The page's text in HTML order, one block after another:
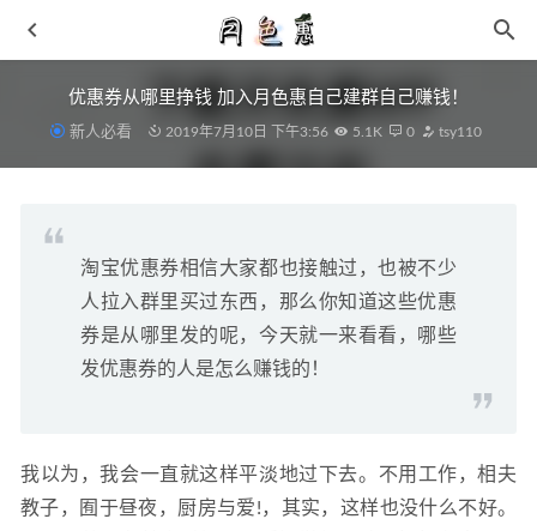
优惠券从哪里挣钱 加入月色惠自己建群自己赚钱！
新人必看 2019年7月10日 下午3:56 5.1K 0 tsy110
淘宝优惠券相信大家都也接触过，也被不少
人拉入群里买过东西，那么你知道这些优惠
券是从哪里发的呢，今天就一来看看，哪些
发优惠券的人是怎么赚钱的！
我以为，我会一直就这样平淡地过下去。不用工作，相夫
教子，囿于昼夜，厨房与爱!，其实，这样也没什么不好。
空袭8篮球鞋开箱测评 中低配置略低是否值得入手 2021-09-
李宁全新“星火”跑鞋系列上架，多材质拼接造型
相约冬月 香奈儿Chanel官宣2022早春系列秀即将精彩呈现
2021-03-21
提前抽签！市价翻倍？sacai x 耐克联名Blazer国区将限量发